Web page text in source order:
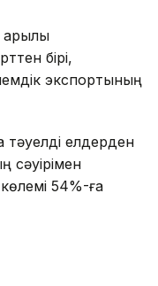
бірі,
экспортының
елдерден
сәуірімен
54%-ға